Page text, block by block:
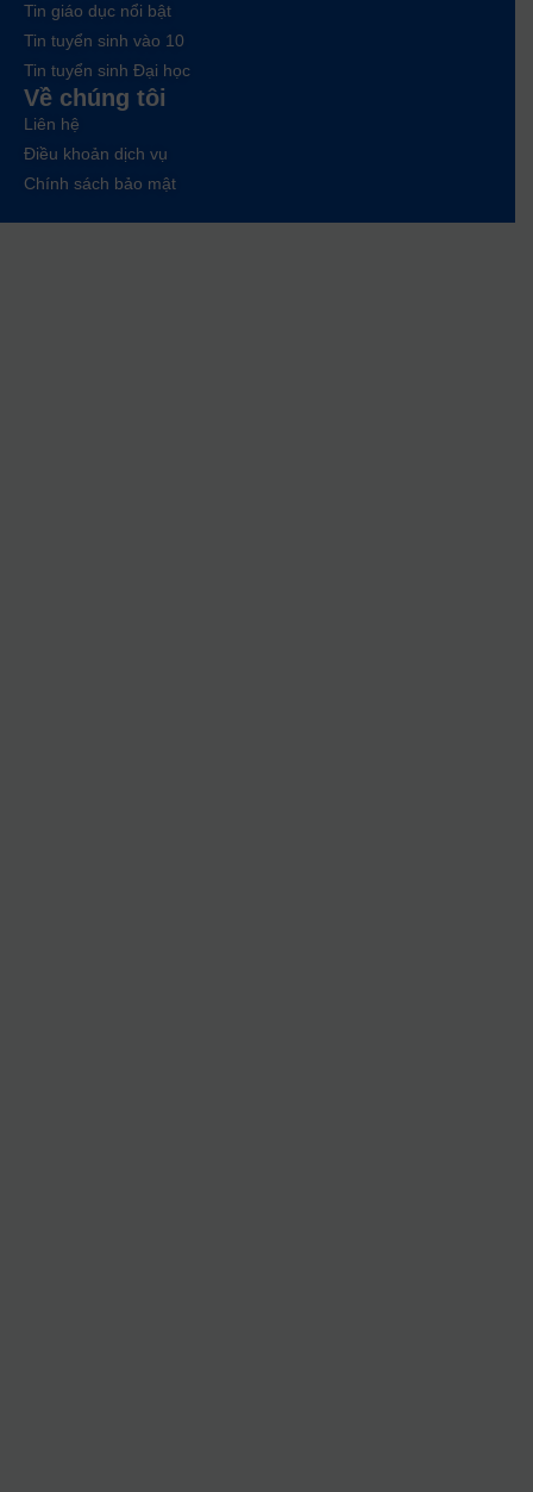
Tin giáo dục nổi bật
Tin tuyển sinh vào 10
Tin tuyển sinh Đại học
Về chúng tôi
Liên hệ
Điều khoản dịch vụ
Chính sách bảo mật